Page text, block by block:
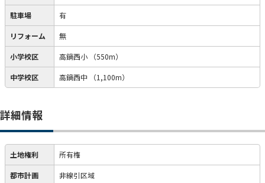
駐車場 有
リフォーム 無
小学校区 高鍋西小 （550m）
中学校区 高鍋西中 （1,100m）
詳細情報
土地権利 所有権
都市計画 非線引区域